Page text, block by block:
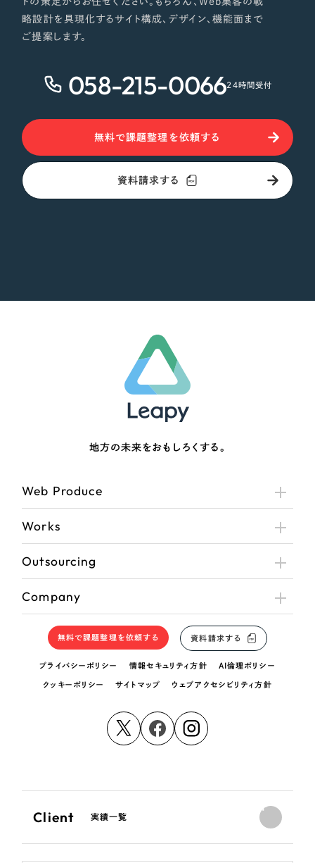
さらに条件を追加する
略設計を具現化するサイト構成、デザイン、機能面まで
ご提案します。
058-215-006624時間受付
無料で課題整理を依頼する
資料請求する
地方の未来をおもしろくする。
Web Produce
Works
Outsourcing
Company
無料で課題整理を依頼する 資料請求する
プライバシーポリシー 情報セキュリティ方針 AI倫理ポリシー
クッキーポリシー サイトマップ ウェブアクセシビリティ方針
Client 実績一覧